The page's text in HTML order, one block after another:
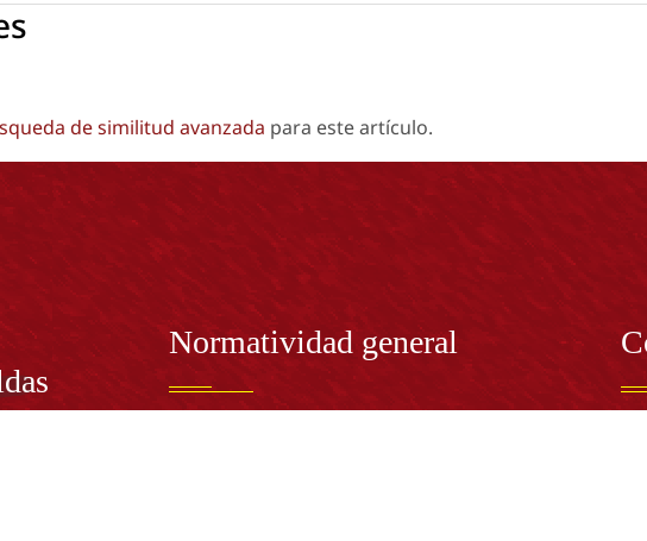
de similitud avanzada para este artículo.
Normatividad general